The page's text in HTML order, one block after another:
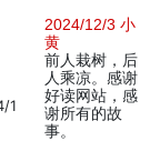
1
2024/12/3 小
黄
前人栽树，后
人乘凉。感谢
好读网站，感
谢所有的故
事。